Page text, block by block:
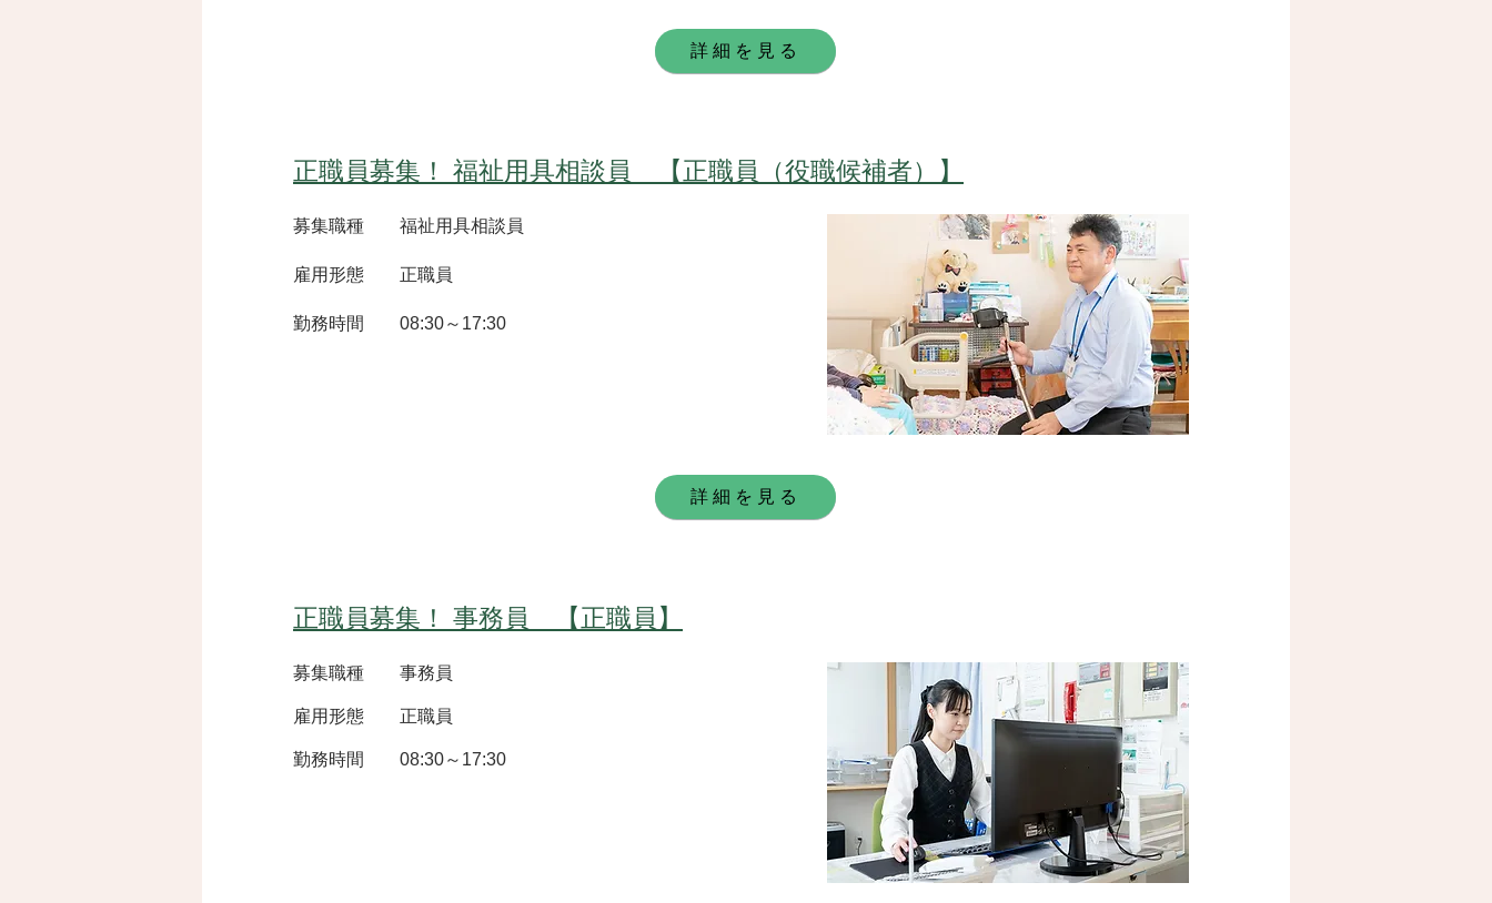
詳細を見る
正職員募集！ 福祉用具相談員 【正職員（役職候補者）】
募集職種 福祉用具相談員
雇用形態 正職員
​勤務時間 08:30～17:30
詳細を見る
正職員募集！ 事務員 【正職員】
募集職種 事務員
雇用形態 正職員
​勤務時間 08:30～17:30